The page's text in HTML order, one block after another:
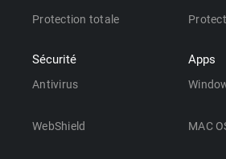
Protection totale
Sécurité
Antivirus
WebShield
Apps
MAC